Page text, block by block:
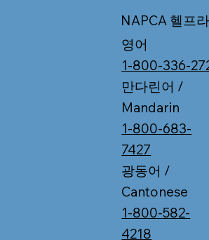
NAPCA 헬프
영어
1-800-336-
만다린어 /
Mandarin
1-800-683-
7427
광동어 /
Cantonese
1-800-582-
4218